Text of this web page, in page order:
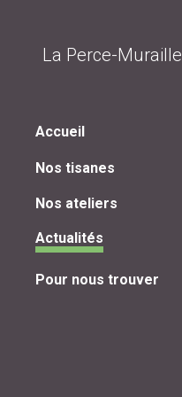
La Perce-Muraille
Accueil
Nos tisanes
Nos ateliers
Actualités
Pour nous trouver